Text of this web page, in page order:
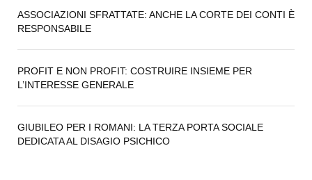
ASSOCIAZIONI SFRATTATE: ANCHE LA CORTE DEI CONTI È
RESPONSABILE
PROFIT E NON PROFIT: COSTRUIRE INSIEME PER
L’INTERESSE GENERALE
GIUBILEO PER I ROMANI: LA TERZA PORTA SOCIALE
DEDICATA AL DISAGIO PSICHICO